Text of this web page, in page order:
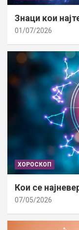
Знаци кои
01/07/2026
ХОРОСКОП
Кои се
07/05/2026